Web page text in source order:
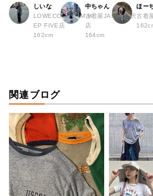
しいな
LOWECO by JAM H
EP FIVE店
162cm
中ちゃん
古着屋JAM 下北沢
店
164cm
ほー
古着
関連ブログ